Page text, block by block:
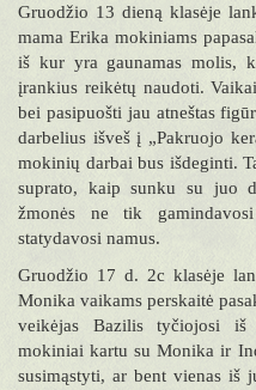
Gruodžio 13 dieną klasėje
mama Erika mokiniams
iš kur yra gaunamas molis,
įrankius reikėtų naudoti.
bei pasipuošti jau atneštas
darbelius išveš į „Pakruojo
mokinių darbai bus išdeginti.
suprato, kaip sunku su juo
žmonės ne tik
statydavosi namus.
Gruodžio 17 d. 2c klasėje
Monika vaikams perskaitė
veikėjas Bazilis tyčiojosi iš
mokiniai kartu su Monika ir
susimąstyti, ar bent vienas iš